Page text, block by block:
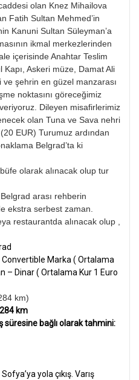
olan Knez Mihailova
Fatih Sultan Mehmed’in
Kanuni Sultan Süleyman’a
ikmal merkezlerinden
içerisinde Anahtar Teslim
Kapı, Askeri müze, Damat Ali
şehrin en güzel manzarası
noktasını göreceğimiz
Dileyen misafirlerimiz
olan Tuna ve Sava nehri
EUR) Turumuz ardından
Belgrad’ta ki
olarak alınacak olup tur
arası rehberin
ekstra serbest zaman.
restaurantda alınacak olup ,
Convertible Marka ( Ortalama
– Dinar ( Ortalama Kur 1 Euro
km)
284 km
süresine bağlı olarak tahmini:
yola çıkış. Varış